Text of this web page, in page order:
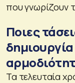
που γνωρίζουν
Ποιες
Τα τελευταία